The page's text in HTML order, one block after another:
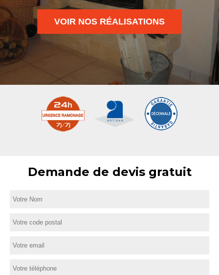
VOIR NOS RÉALISATIONS
Demande de devis gratuit